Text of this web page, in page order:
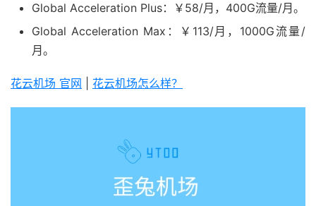
Global Acceleration Plus：￥58/月，400G流量/月。
Global Acceleration Max：￥113/月，1000G流量/
月。
花云机场 官网 花云机场怎么样？